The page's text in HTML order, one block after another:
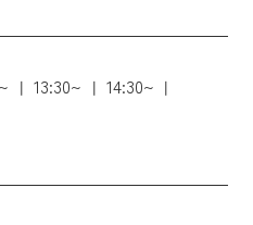
13:30~
14:30~